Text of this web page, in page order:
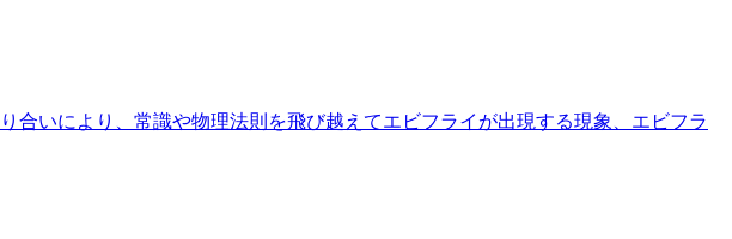
いにより、常識や物理法則を飛び越えてエビフライが出現する現象、エビフラ